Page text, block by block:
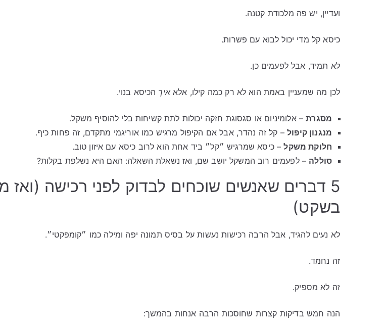
ועדיין, יש פה מלכודת קטנה.
כיסא קל מדי יכול לבוא עם פשרות.
לא תמיד, אבל לפעמים כן.
לכן מה שמעניין באמת הוא לא רק כמה קילו, אלאאיך הכיסא בנוי.
מסגרת– אלומיניום או סגסוגת חזקה יכולות לתת קשיחות בלי להוסיף משקל.
מנגנון קיפול– קל זה נהדר, אבל אם הקיפול מרגיש כמו אוריגמי מתקדם, זה פחות כיף.
חלוקת משקל– כיסא שמרגיש ״קל״ ביד אחת הוא לרוב כיסא עם איזון טוב.
סוללה – לפעמים רוב המשקל יושב שם, ואז נשאלת השאלה: האם היא נשלפת בקלות?
5 דברים שאנשים שוכחים לבדוק לפני רכישה
בשקט)
לא נעים להגיד, אבל הרבה רכישות נעשות על בסיס תמונה יפה ומילה כמו ״קומפקטי״.
זה נחמד.
זה לא מספיק.
הנה חמש בדיקות קצרות שחוסכות הרבה אנחות בהמשך: